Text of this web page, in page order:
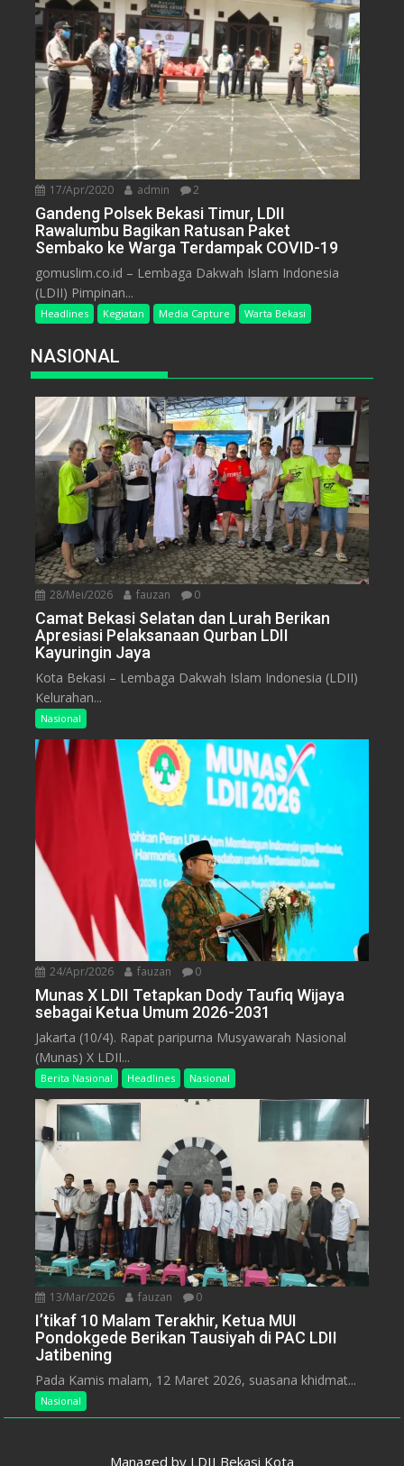
17/Apr/2020 admin 2
Gandeng Polsek Bekasi Timur, LDII
Rawalumbu Bagikan Ratusan Paket
Sembako ke Warga Terdampak COVID-19
gomuslim.co.id – Lembaga Dakwah Islam Indonesia
(LDII) Pimpinan...
Headlines Kegiatan Media Capture Warta Bekasi
NASIONAL
28/Mei/2026 fauzan 0
Camat Bekasi Selatan dan Lurah Berikan
Apresiasi Pelaksanaan Qurban LDII
Kayuringin Jaya
Kota Bekasi – Lembaga Dakwah Islam Indonesia (LDII)
Kelurahan...
Nasional
24/Apr/2026 fauzan 0
Munas X LDII Tetapkan Dody Taufiq Wijaya
sebagai Ketua Umum 2026-2031
Jakarta (10/4). Rapat paripurna Musyawarah Nasional
(Munas) X LDII...
Berita Nasional Headlines Nasional
13/Mar/2026 fauzan 0
I’tikaf 10 Malam Terakhir, Ketua MUI
Pondokgede Berikan Tausiyah di PAC LDII
Jatibening
Pada Kamis malam, 12 Maret 2026, suasana khidmat...
Nasional
Managed by LDII Bekasi Kota